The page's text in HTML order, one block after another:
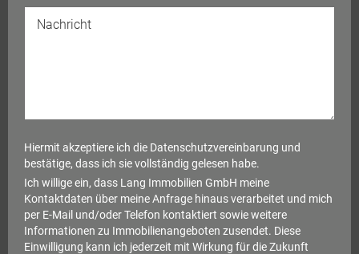
Hiermit akzeptiere ich die Datenschutzvereinbarung und
bestätige, dass ich sie vollständig gelesen habe.
Ich willige ein, dass Lang Immobilien GmbH meine
Kontaktdaten über meine Anfrage hinaus verarbeitet und mich
per E-Mail und/oder Telefon kontaktiert sowie weitere
Informationen zu Immobilienangeboten zusendet. Diese
Einwilligung kann ich jederzeit mit Wirkung für die Zukunft